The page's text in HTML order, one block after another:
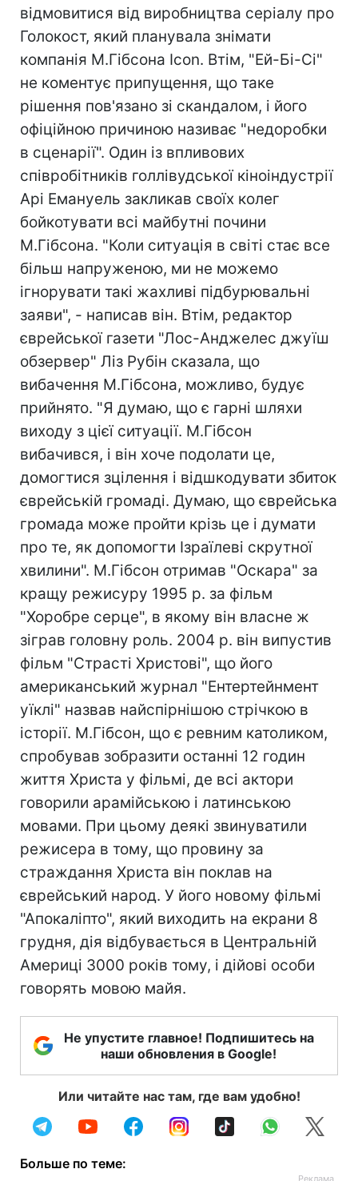
відмовитися від виробництва серіалу про
Голокост, який планувала знімати
компанія М.Гібсона Icon. Втім, "Ей-Бі-Сі"
не коментує припущення, що таке
рішення пов'язано зі скандалом, і його
офіційною причиною називає "недоробки
в сценарії". Один із впливових
співробітників голлівудської кіноіндустрії
Арі Емануель закликав своїх колег
бойкотувати всі майбутні почини
М.Гібсона. "Коли ситуація в світі стає все
більш напруженою, ми не можемо
ігнорувати такі жахливі підбурювальні
заяви", - написав він. Втім, редактор
єврейської газети "Лос-Анджелес джуїш
обзервер" Ліз Рубін сказала, що
вибачення М.Гібсона, можливо, будує
прийнято. "Я думаю, що є гарні шляхи
виходу з цієї ситуації. М.Гібсон
вибачився, і він хоче подолати це,
домогтися зцілення і відшкодувати збиток
єврейській громаді. Думаю, що єврейська
громада може пройти крізь це і думати
про те, як допомогти Ізраїлеві скрутної
хвилини". М.Гібсон отримав "Оскара" за
кращу режисуру 1995 р. за фільм
"Хоробре серце", в якому він власне ж
зіграв головну роль. 2004 р. він випустив
фільм "Страсті Христові", що його
американський журнал "Ентертейнмент
уїклі" назвав найспірнішою стрічкою в
історії. М.Гібсон, що є ревним католиком,
спробував зобразити останні 12 годин
життя Христа у фільмі, де всі актори
говорили арамійською і латинською
мовами. При цьому деякі звинуватили
режисера в тому, що провину за
страждання Христа він поклав на
єврейський народ. У його новому фільмі
"Апокаліпто", який виходить на екрани 8
грудня, дія відбувається в Центральній
Америці 3000 років тому, і дійові особи
говорять мовою майя.
Не упустите главное! Подпишитесь на
наши обновления в Google!
Или читайте нас там, где вам удобно!
Больше по теме: